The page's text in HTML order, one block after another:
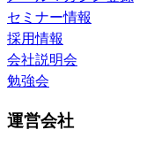
セミナー情報
採用情報
会社説明会
勉強会
運営会社